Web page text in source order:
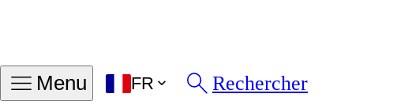
Menu FR Rechercher